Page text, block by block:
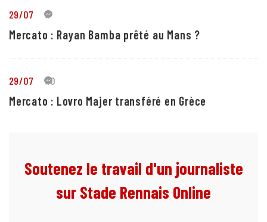
29/07 1
Mercato : Rayan Bamba prêté au Mans ?
29/07 10
Mercato : Lovro Majer transféré en Grèce
Soutenez le travail d'un journaliste
sur Stade Rennais Online